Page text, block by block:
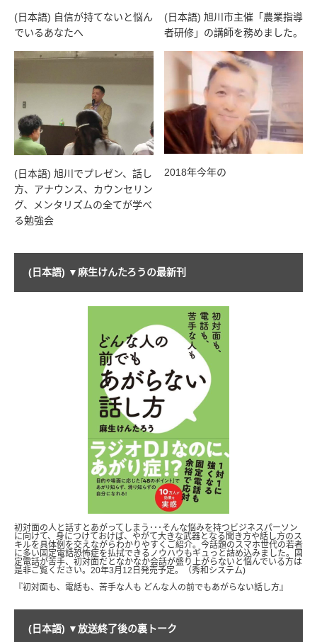
(日本語) 自信が持てないと悩ん
でいるあなたへ
(日本語) 旭川市主催「農業指導
者研修」の講師を務めました。
(日本語) 旭川でプレゼン、話し
方、アナウンス、カウンセリン
グ、メンタリズムの全てが学べ
る勉強会
2018年今年の
(日本語) ▼麻生けんたろうの最新刊
初対面の人と話すとあがってしまう･･･そんな悩みを持つビジネスパーソン
に向けて、身につけておけば、やがて大きな武器となる聞き方や話し方のス
キルを具体例を交えながらわかりやすくご紹介。今話題のスマホ世代の若者
に多い固定電話恐怖症を払拭できるノウハウもギュっと詰め込みました。固
定電話が苦手、初対面だとなかなか会話が盛り上がらないと悩んでいる方は
是非ご覧ください。20年3月12日発売予定。（秀和システム)
『初対面も、電話も、苦手な人も どんな人の前でもあがらない話し方』
(日本語) ▼放送終了後の裏トーク